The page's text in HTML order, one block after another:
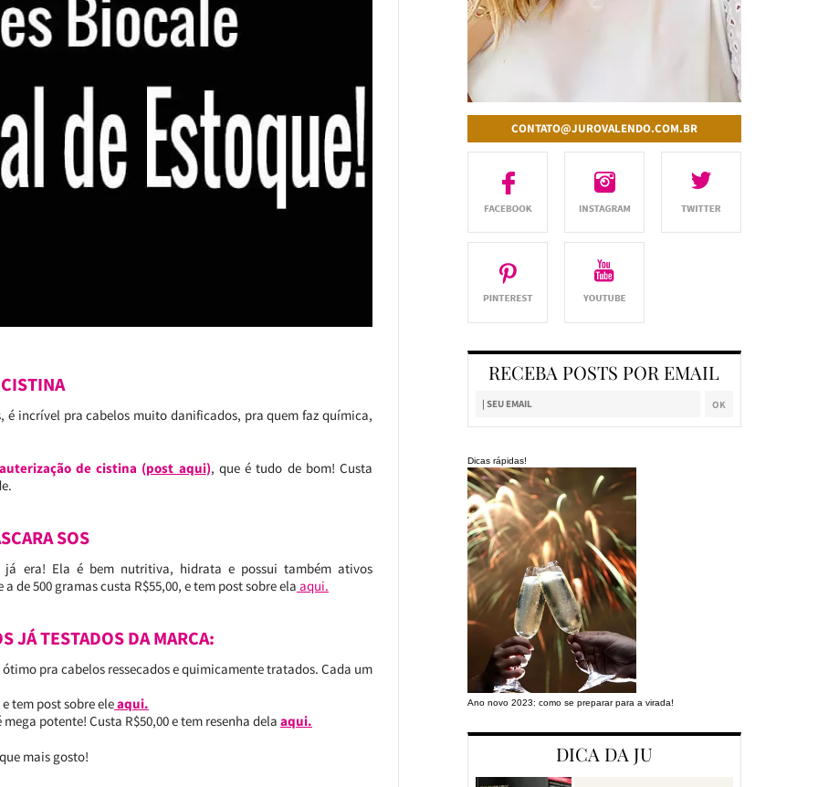
CISTINA
incrível pra cabelos muito danificados, pra quem faz química,
de cistina (post aqui), que é tudo de bom! Custa
SOS
era! Ela é bem nutritiva, hidrata e possui também ativos
de 500 gramas custa R$55,00, e tem post sobre ela aqui.
JÁ TESTADOS DA MARCA:
pra cabelos ressecados e quimicamente tratados. Cada um
tem post sobre eleaqui.
potente! Custa R$50,00 e tem resenha dela aqui.
mais gosto!
CONTATO@JUROVALENDO.COM.BR
RECEBA POSTS POR EMAIL
Dicas rápidas!
Ano novo 2023: como se preparar para a virada!
DICA DA JU